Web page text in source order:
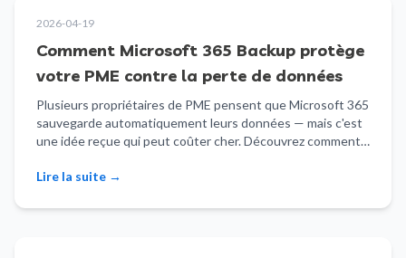
2026-04-19
Comment Microsoft 365 Backup protège
votre PME contre la perte de données
Plusieurs propriétaires de PME pensent que Microsoft 365
sauvegarde automatiquement leurs données — mais c'est
une idée reçue qui peut coûter cher. Découvrez comment
protéger votre entreprise contre une perte de données
Lire la suite →